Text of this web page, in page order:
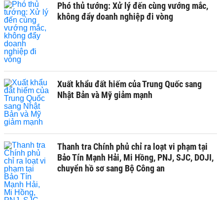
Phó thủ tướng: Xử lý đến cùng vướng mắc,
không đẩy doanh nghiệp đi vòng
Xuất khẩu đất hiếm của Trung Quốc sang
Nhật Bản và Mỹ giảm mạnh
Thanh tra Chính phủ chỉ ra loạt vi phạm tại
Bảo Tín Mạnh Hải, Mi Hồng, PNJ, SJC, DOJI,
chuyển hồ sơ sang Bộ Công an